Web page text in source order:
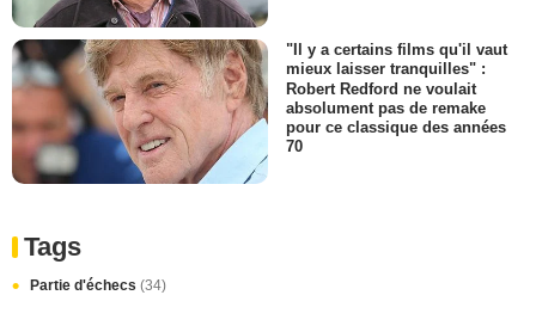
"Il y a certains films qu'il vaut
mieux laisser tranquilles" :
Robert Redford ne voulait
absolument pas de remake
pour ce classique des années
70
Tags
Partie d'échecs (34)